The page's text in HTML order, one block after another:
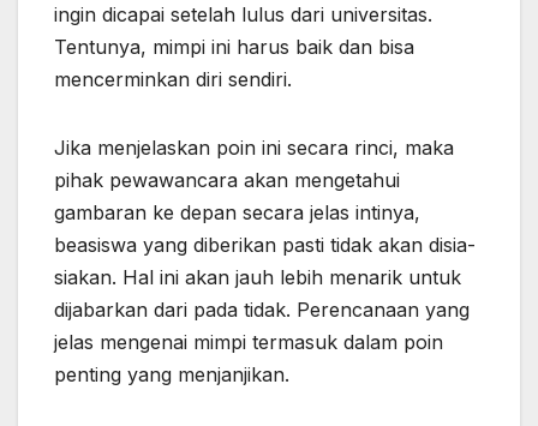
ingin dicapai setelah lulus dari universitas.
Tentunya, mimpi ini harus baik dan bisa
mencerminkan diri sendiri.
Jika menjelaskan poin ini secara rinci, maka
pihak pewawancara akan mengetahui
gambaran ke depan secara jelas intinya,
beasiswa yang diberikan pasti tidak akan disia-
siakan. Hal ini akan jauh lebih menarik untuk
dijabarkan dari pada tidak. Perencanaan yang
jelas mengenai mimpi termasuk dalam poin
penting yang menjanjikan.